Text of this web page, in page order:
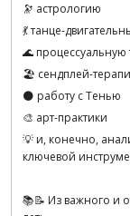
🔭 астрологию
💃 танце-
🌊
🏖 сендплей-
🌑 работу с Тенью
🎨 арт-практики
💡 и, конечно,
ключевой
📚📝 Из важного и